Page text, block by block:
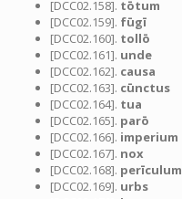
[DCC02.158]. tōtum
[DCC02.159]. fūgī
[DCC02.160]. tollō
[DCC02.161]. unde
[DCC02.162]. causa
[DCC02.163]. cūnctus
[DCC02.164]. tua
[DCC02.165]. parō
[DCC02.166]. imperium
[DCC02.167]. nox
[DCC02.168]. perīculum
[DCC02.169]. urbs